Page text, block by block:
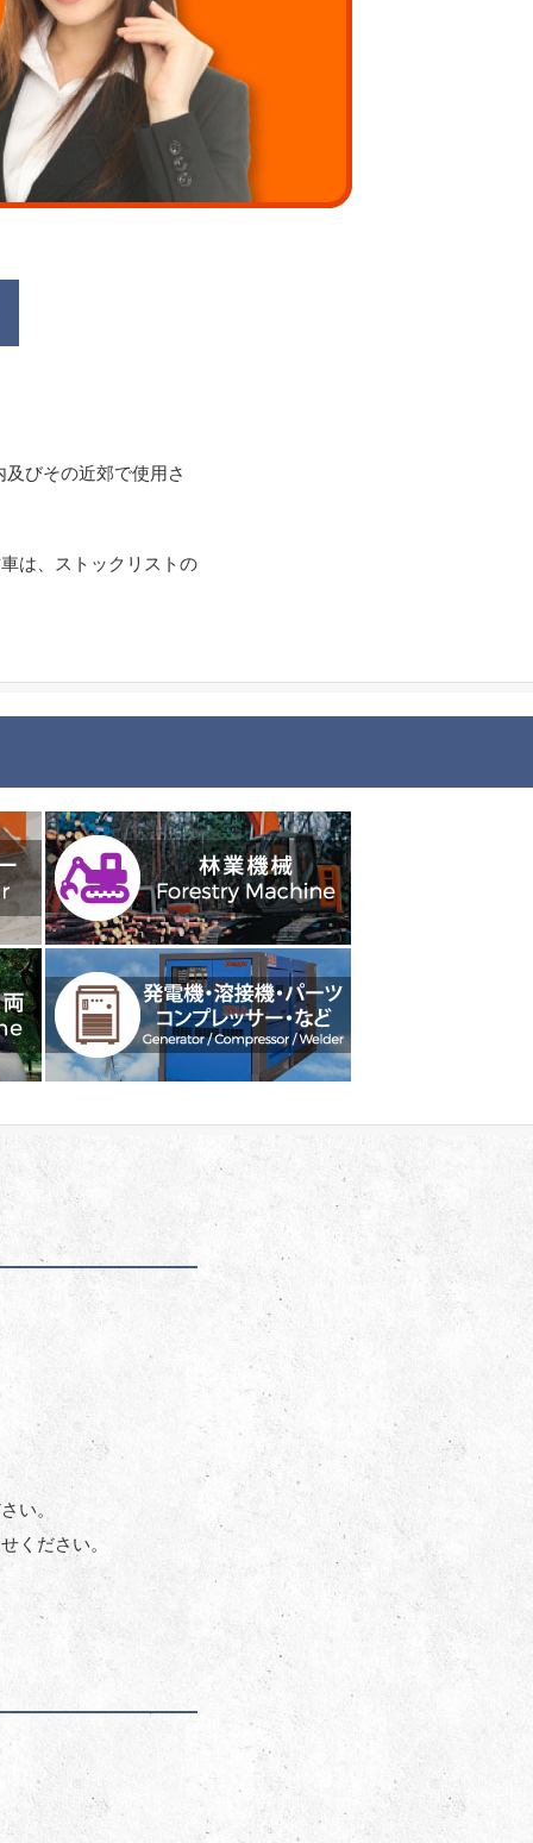
びその近郊で使用さ
は、ストックリストの
い。
ください。